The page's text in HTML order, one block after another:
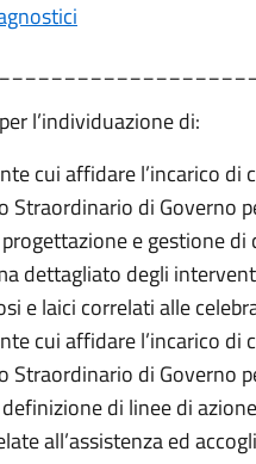
l’individuazione di:
cui affidare l’incarico di
Straordinario di Governo
e gestione
dettagliato degli
e laici correlati alle
cui affidare l’incarico di
Straordinario di Governo
di linee di
all’assistenza ed